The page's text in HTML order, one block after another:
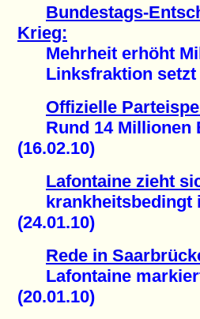
Bundestags-
Krieg:
Mehrheit erhöht
Linksfraktion setzt
Offizielle
Rund 14 Millionen
(16.02.10)
Lafontaine zieht
krankheitsbedingt
(24.01.10)
Rede in
Lafontaine
(20.01.10)